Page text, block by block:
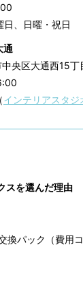
、日曜・祝日
通
央区大通西15
インテリアスタ
スを選んだ理由
換パック（費用コ